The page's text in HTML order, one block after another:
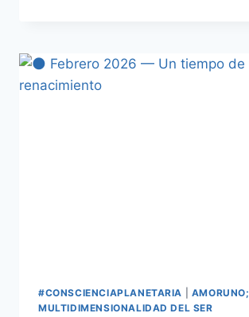
#CONSCIENCIAPLANETARIA AMORUNO;
MULTIDIMENSIONALIDAD DEL SER